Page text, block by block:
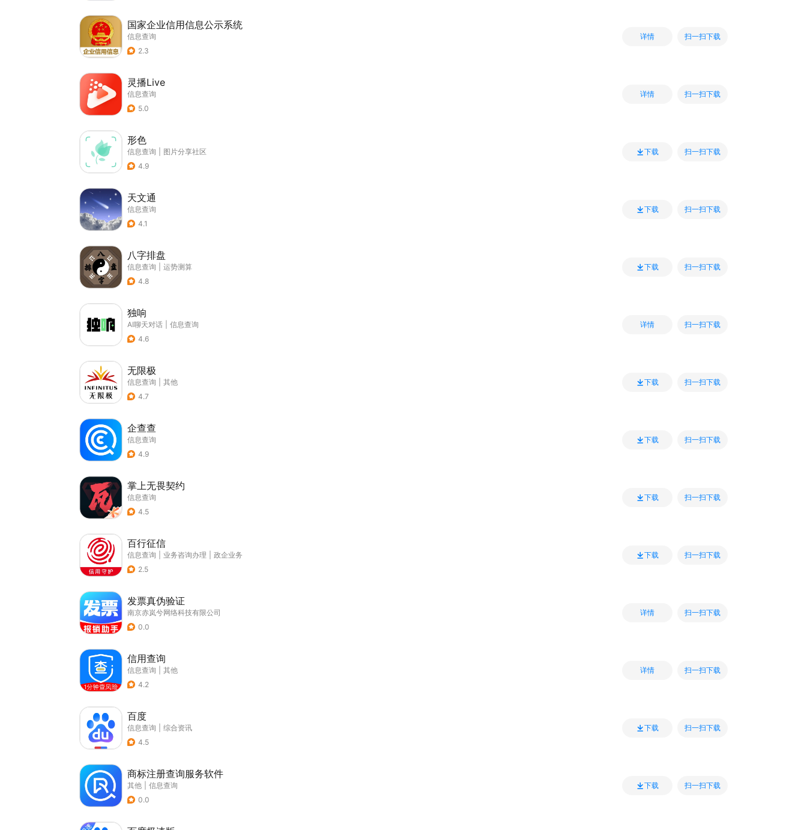
国家企业信用信息公示系统
信息查询
2.3
详情 扫一扫下载
灵播Live
信息查询
5.0
详情 扫一扫下载
形色
信息查询
图片分享社区
4.9
下载 扫一扫下载
天文通
信息查询
4.1
下载 扫一扫下载
八字排盘
信息查询
运势测算
4.8
下载 扫一扫下载
独响
AI聊天对话
信息查询
4.6
详情 扫一扫下载
无限极
信息查询
其他
4.7
下载 扫一扫下载
企查查
信息查询
4.9
下载 扫一扫下载
掌上无畏契约
信息查询
4.5
下载 扫一扫下载
百行征信
信息查询 业务咨询办理
政企业务
2.5
下载 扫一扫下载
发票真伪验证
南京赤岚兮网络科技有限公司
0.0
详情 扫一扫下载
信用查询
信息查询
其他
4.2
详情 扫一扫下载
百度
信息查询
综合资讯
4.5
下载 扫一扫下载
商标注册查询服务软件
其他
信息查询
0.0
下载 扫一扫下载